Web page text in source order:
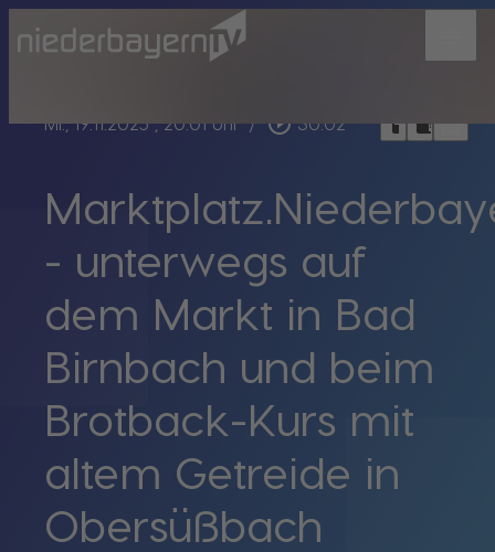
Mi., 19.11.2025, 20:01 Uhr / play_circle_outline 30:02 headphoneschrome_reader_modebookmark_border
- unterwegs auf
dem Markt in Bad
Birnbach und beim
Brotback-Kurs mit
altem Getreide in
Obersüßbach